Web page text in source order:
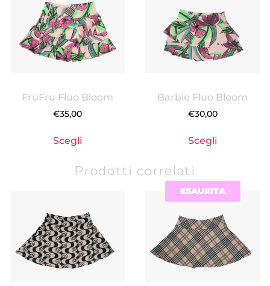
FruFru Fluo Bloom
€35,00
Scegli
Barbie Fluo Bloom
€30,00
Scegli
Prodotti correlati
ESAURITA